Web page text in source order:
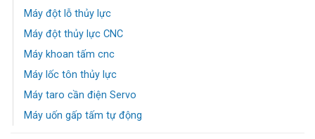
Máy đột lỗ thủy lực
Máy đột thủy lực CNC
Máy khoan tấm cnc
Máy lốc tôn thủy lực
Máy taro cần điện Servo
Máy uốn gấp tấm tự động